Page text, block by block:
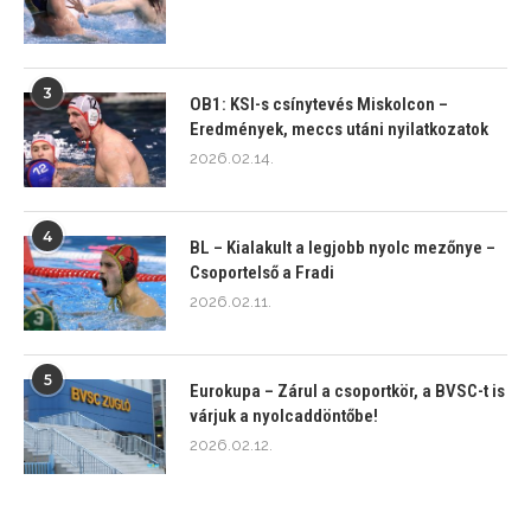
3
OB1: KSI-s csínytevés Miskolcon –
Eredmények, meccs utáni nyilatkozatok
2026.02.14.
4
BL – Kialakult a legjobb nyolc mezőnye –
Csoportelső a Fradi
2026.02.11.
5
Eurokupa – Zárul a csoportkör, a BVSC-t is
várjuk a nyolcaddöntőbe!
2026.02.12.